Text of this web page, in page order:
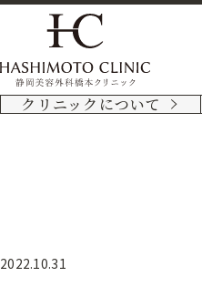
クリニックについて
2022.10.31